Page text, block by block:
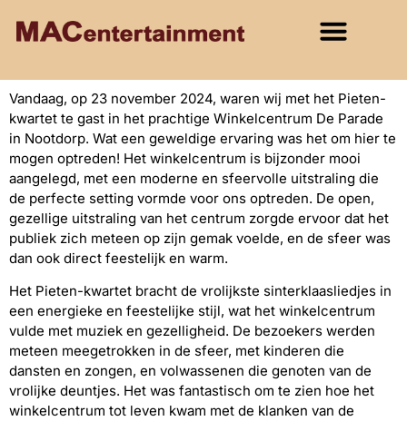
Vandaag, op 23 november 2024, waren wij met het Pieten-
kwartet te gast in het prachtige Winkelcentrum De Parade
in Nootdorp. Wat een geweldige ervaring was het om hier te
mogen optreden! Het winkelcentrum is bijzonder mooi
aangelegd, met een moderne en sfeervolle uitstraling die
de perfecte setting vormde voor ons optreden. De open,
gezellige uitstraling van het centrum zorgde ervoor dat het
publiek zich meteen op zijn gemak voelde, en de sfeer was
dan ook direct feestelijk en warm.
Het Pieten-kwartet bracht de vrolijkste sinterklaasliedjes in
een energieke en feestelijke stijl, wat het winkelcentrum
vulde met muziek en gezelligheid. De bezoekers werden
meteen meegetrokken in de sfeer, met kinderen die
dansten en zongen, en volwassenen die genoten van de
vrolijke deuntjes. Het was fantastisch om te zien hoe het
winkelcentrum tot leven kwam met de klanken van de